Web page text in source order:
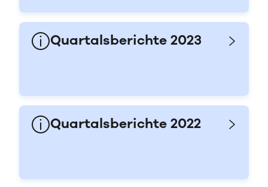
Quartalsberichte 2023
Quartalsberichte 2022